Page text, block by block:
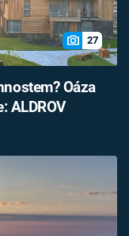
27
Oáza
ALDROV